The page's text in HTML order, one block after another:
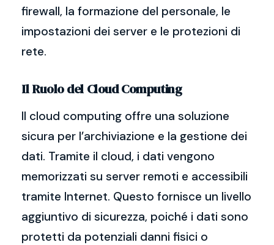
firewall, la formazione del personale, le
impostazioni dei server e le protezioni di
rete.
Il Ruolo del Cloud Computing
Il cloud computing offre una soluzione
sicura per l’archiviazione e la gestione dei
dati. Tramite il cloud, i dati vengono
memorizzati su server remoti e accessibili
tramite Internet. Questo fornisce un livello
aggiuntivo di sicurezza, poiché i dati sono
protetti da potenziali danni fisici o